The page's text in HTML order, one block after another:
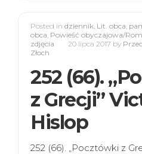
Posted in dziennik Lit. obca
obca Powieść obyczajowa/
zdjęcia
20 lipca 2017 by
Złoch
252 (66).
z Grecji”
Hislop
252 (66). „Pocztówki z